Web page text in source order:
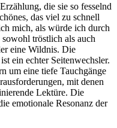
die sie so fesselnd
das viel zu schnell
mich, als würde ich durch
tröstlich als auch
eine Wildnis. Die
ein echter Seitenwechsler.
um eine tiefe Tauchgänge
mit denen
Lektüre. Die
emotionale Resonanz der